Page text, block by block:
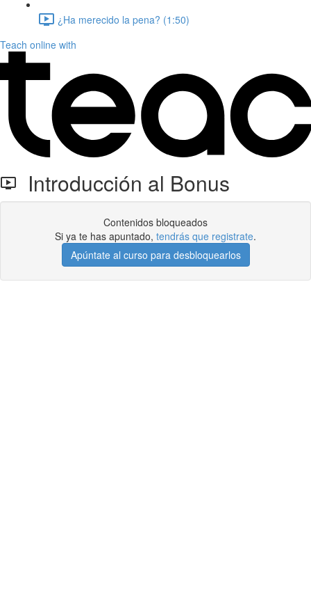
¿Ha merecido la pena? (1:50)
Teach online with
Introducción al Bonus
Contenidos bloqueados
Si ya te has apuntado, tendrás que registrate.
Apúntate al curso para desbloquearlos